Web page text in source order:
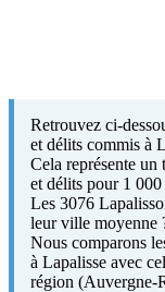
Retrouvez ci-
et délits commis à
Cela représente
et délits pour 1 000
Les 3076
leur ville moyenne
Nous comparons
à Lapalisse avec
région (Auvergne-